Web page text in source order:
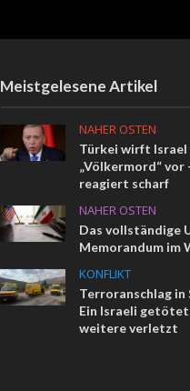
Meistgelesene Artikel
NAHER OSTEN
Türkei wirft Israel
„Völkermord“ vor
reagiert scharf
NAHER OSTEN
Das vollständige
Memorandum im
KONFLIKT
Terroranschlag in
Ein Israeli
weitere verletzt